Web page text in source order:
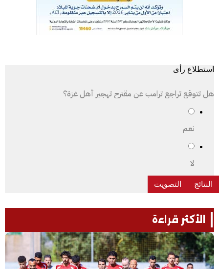
استطلاع رأى
هل تتوقع تراجع ترامب عن مقترح تهجير أهل غزة؟
نعم
لا
الأكثر قراءة